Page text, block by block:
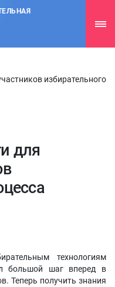
избирательного
для
технологиям
большой шаг вперед в
Теперь получить знания